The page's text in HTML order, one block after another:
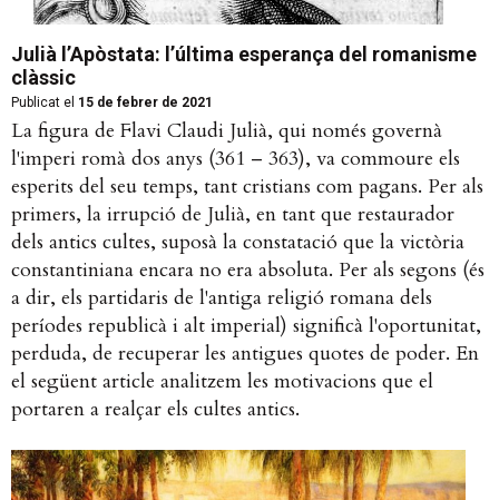
Julià l’Apòstata: l’última esperança del romanisme
clàssic
Publicat el 15 de febrer de 2021
La figura de Flavi Claudi Julià, qui només governà
l'imperi romà dos anys (361 – 363), va commoure els
esperits del seu temps, tant cristians com pagans. Per als
primers, la irrupció de Julià, en tant que restaurador
dels antics cultes, suposà la constatació que la victòria
constantiniana encara no era absoluta. Per als segons (és
a dir, els partidaris de l'antiga religió romana dels
períodes republicà i alt imperial) significà l'oportunitat,
perduda, de recuperar les antigues quotes de poder. En
el següent article analitzem les motivacions que el
portaren a realçar els cultes antics.